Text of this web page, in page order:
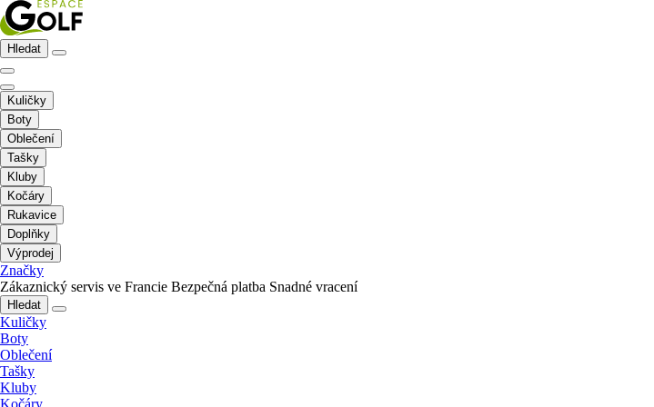
Hledat
Kuličky
Boty
Oblečení
Tašky
Kluby
Kočáry
Rukavice
Doplňky
Výprodej
Značky
Zákaznický servis ve Francie Bezpečná platba Snadné vracení
Hledat
Kuličky
Boty
Oblečení
Tašky
Kluby
Kočáry